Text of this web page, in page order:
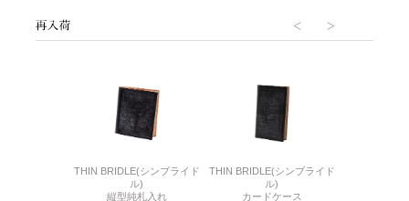
THIN BRIDLE(シンブライド
ル)
縦型純札入れ
THIN BRIDLE(シンブライド
ル)
カードケース